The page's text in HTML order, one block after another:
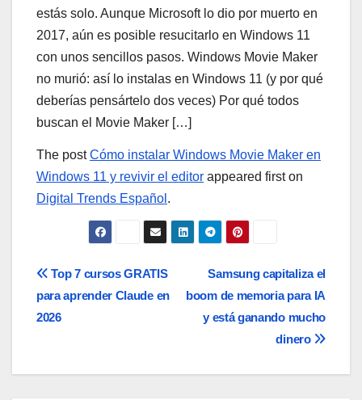
estás solo. Aunque Microsoft lo dio por muerto en
2017, aún es posible resucitarlo en Windows 11
con unos sencillos pasos. Windows Movie Maker
no murió: así lo instalas en Windows 11 (y por qué
deberías pensártelo dos veces) Por qué todos
buscan el Movie Maker […]
The postCómo instalar Windows Movie Maker en
Windows 11 y revivir el editor appeared first on
Digital Trends Español .
Navegación
de
Samsung capitaliza el
boom de memoria para IA
y está ganando mucho
dinero
Top 7 cursos GRATIS
para aprender Claude en
2026